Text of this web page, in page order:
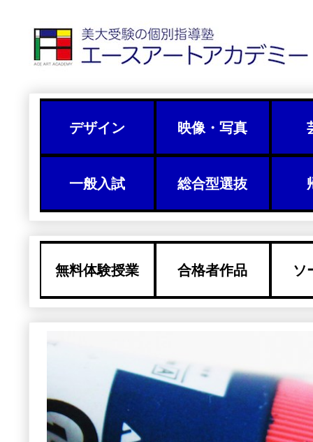
デザイン 映像・写真
一般入試 総合型選抜
無料体験授業 合格者作品 ソ
【東京造形大